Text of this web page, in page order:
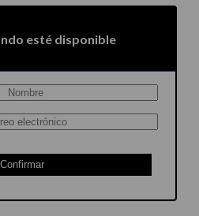
esté disponible
Confirmar